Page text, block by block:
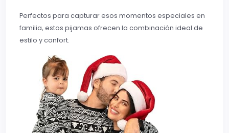
Perfectos para capturar esos momentos especiales en
familia, estos pijamas ofrecen la combinación ideal de
estilo y confort.